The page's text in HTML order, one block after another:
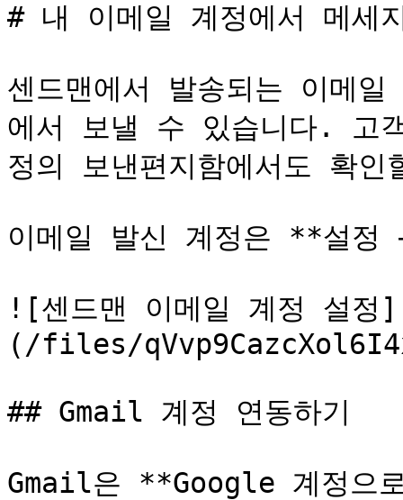
# 내 이메일 계정에서 메세
센드맨에서 발송되는 이메
에서 보낼 수 있습니다. 고
정의 보낸편지함에서도 확
이메일 발신 계정은 **설정
![센드맨 이메일 계정 설정]
(/files/
## Gmail 계정 연동하기
Gmail은 **Google 계정으